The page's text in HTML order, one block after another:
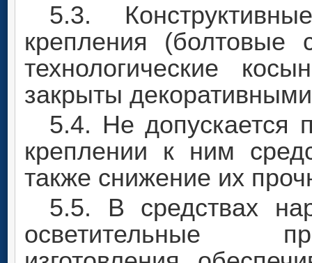
5.3.
крепления (болтовые
технологические
закрыты
5.4. Не допускается
креплении к ним
также снижение их
5.5. В средствах
осветительные